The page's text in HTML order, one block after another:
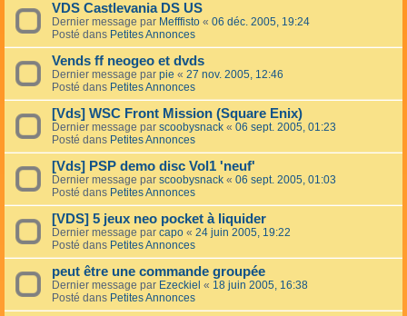
VDS Castlevania DS US
Dernier message par Mefffisto « 06 déc. 2005, 19:24
Posté dans Petites Annonces
Vends ff neogeo et dvds
Dernier message par pie « 27 nov. 2005, 12:46
Posté dans Petites Annonces
[Vds] WSC Front Mission (Square Enix)
Dernier message par scoobysnack « 06 sept. 2005, 01:23
Posté dans Petites Annonces
[Vds] PSP demo disc Vol1 'neuf'
Dernier message par scoobysnack « 06 sept. 2005, 01:03
Posté dans Petites Annonces
[VDS] 5 jeux neo pocket à liquider
Dernier message par capo « 24 juin 2005, 19:22
Posté dans Petites Annonces
peut être une commande groupée
Dernier message par Ezeckiel « 18 juin 2005, 16:38
Posté dans Petites Annonces